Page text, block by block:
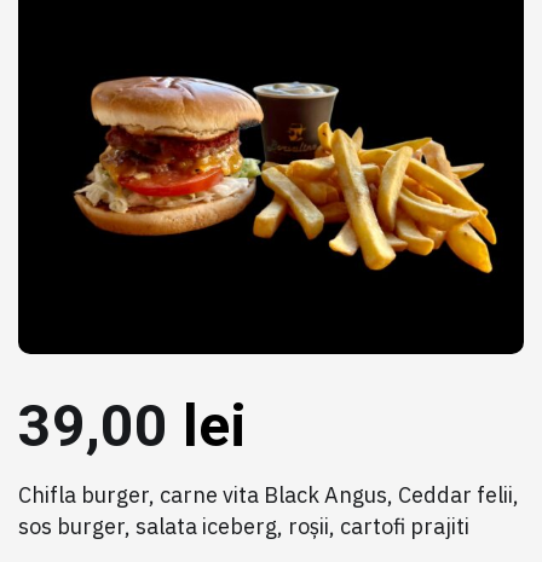
39,00 lei
Chifla burger, carne vita Black Angus, Ceddar felii,
sos burger, salata iceberg, roșii, cartofi prajiti